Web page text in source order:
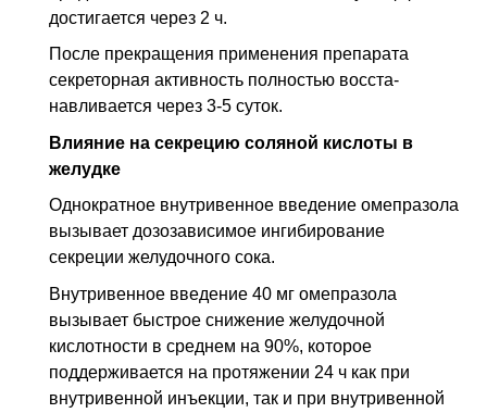
достигается через 2 ч.
После прекращения применения препарата
секреторная активность полностью восста­
навливается через 3-5 суток.
Влияние на секрецию соляной кислоты в
желудке
Однократное внутривенное введение омепразола
вызывает дозозависимое инги­бирование
секреции желудочного сока.
Внутривенное введение 40 мг омепразола
вызывает быстрое снижение желудочной
кислотности в среднем на 90%, которое
поддерживается на протяжении 24 ч как при
внутривенной инъекции, так и при внутривенной